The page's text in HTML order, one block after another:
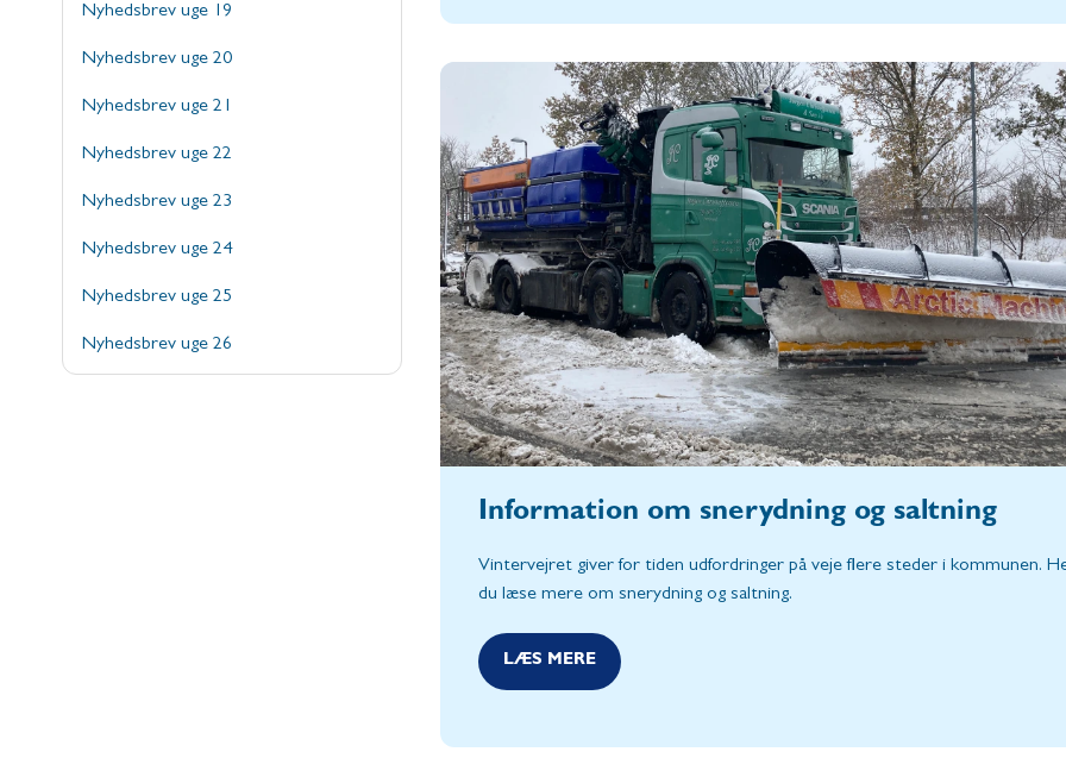
Nyhedsbrev uge 19
Nyhedsbrev uge 20
Nyhedsbrev uge 21
Nyhedsbrev uge 22
Nyhedsbrev uge 23
Nyhedsbrev uge 24
Nyhedsbrev uge 25
Nyhedsbrev uge 26
Information om snerydning og saltning
Vintervejret giver for tiden udfordringer på veje flere steder i kommunen.
du læse mere om snerydning og saltning.
LÆS MERE